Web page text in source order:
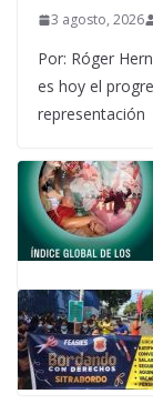
3 agosto, 2026
Por: Róger
es hoy el
representación